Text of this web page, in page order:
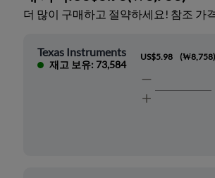
더 많이 구매하고 절약하세요! 참조 가
Texas Instruments
재고 보유: 73,584
US$5.98 (₩8,758)